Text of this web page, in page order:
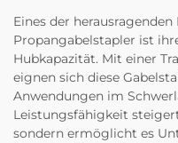
Eines der
Propangabelstapler ist
Hubkapazität. Mit einer
eignen sich diese
Anwendungen im
Leistungsfähigkeit
sondern ermöglicht es